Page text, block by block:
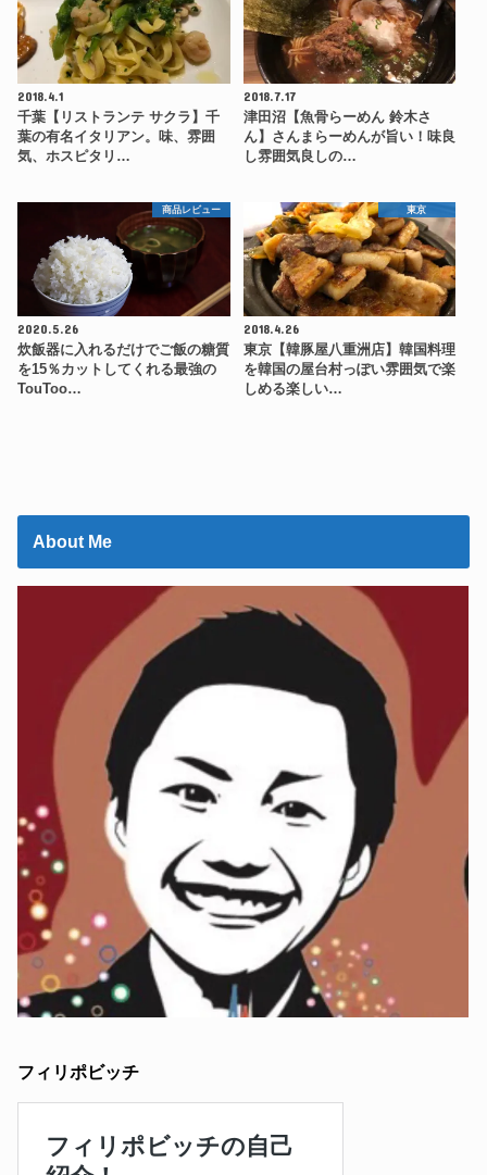
2018.4.1
千葉【リストランテ サクラ】千
葉の有名イタリアン。味、雰囲
気、ホスピタリ…
2018.7.17
津田沼【魚骨らーめん 鈴木さ
ん】さんまらーめんが旨い！味良
し雰囲気良しの…
商品レビュー
2020.5.26
炊飯器に入れるだけでご飯の糖質
を15％カットしてくれる最強の
TouToo…
東京
2018.4.26
東京【韓豚屋八重洲店】韓国料理
を韓国の屋台村っぽい雰囲気で楽
しめる楽しい…
About Me
フィリポビッチ